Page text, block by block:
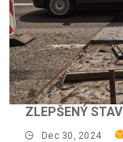
ZLEPŠENÝ
Dec 30, 2024